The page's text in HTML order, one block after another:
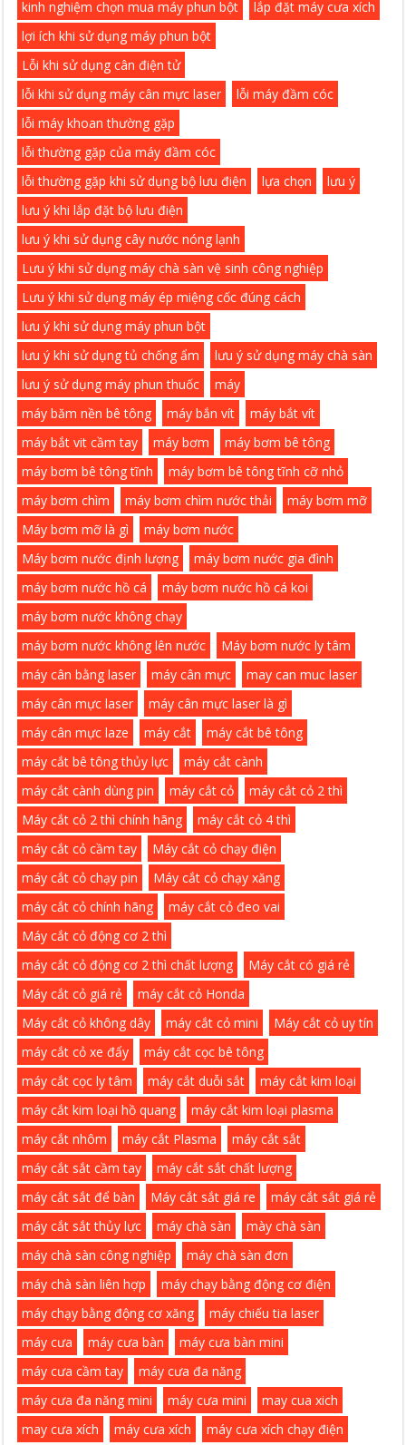
kinh nghiệm chọn mua máy phun bột
lắp đặt máy cưa xích
lợi ích khi sử dụng máy phun bột
Lỗi khi sử dụng cân điện tử
lỗi khi sử dụng máy cân mực laser
lỗi máy đầm cóc
lỗi máy khoan thường gặp
lỗi thường gặp của máy đầm cóc
lỗi thường gặp khi sử dụng bộ lưu điện
lựa chọn
lưu ý
lưu ý khi lắp đặt bộ lưu điện
lưu ý khi sử dụng cây nước nóng lạnh
Lưu ý khi sử dụng máy chà sàn vệ sinh công nghiệp
Lưu ý khi sử dụng máy ép miệng cốc đúng cách
lưu ý khi sử dụng máy phun bột
lưu ý khi sử dụng tủ chống ẩm
lưu ý sử dụng máy chà sàn
lưu ý sử dụng máy phun thuốc
máy
máy băm nền bê tông
máy bắn vít
máy bắt vít
máy bắt vit cầm tay
máy bơm
máy bơm bê tông
máy bơm bê tông tĩnh
máy bơm bê tông tĩnh cỡ nhỏ
máy bơm chìm
máy bơm chìm nước thải
máy bơm mỡ
Máy bơm mỡ là gì
máy bơm nước
Máy bơm nước định lượng
máy bơm nước gia đình
máy bơm nước hồ cá
máy bơm nước hồ cá koi
máy bơm nước không chạy
máy bơm nước không lên nước
Máy bơm nước ly tâm
máy cân bằng laser
máy cân mực
may can muc laser
máy cân mực laser
máy cân mực laser là gì
máy cân mực laze
máy cắt
máy cắt bê tông
máy cắt bê tông thủy lực
máy cắt cành
máy cắt cành dùng pin
máy cắt cỏ
máy cắt cỏ 2 thì
Máy cắt cỏ 2 thì chính hãng
máy cắt cỏ 4 thì
máy cắt cỏ cầm tay
Máy cắt cỏ chạy điện
máy cắt cỏ chạy pin
Máy cắt cỏ chạy xăng
máy cắt cỏ chính hãng
máy cắt cỏ đeo vai
Máy cắt cỏ động cơ 2 thì
máy cắt cỏ động cơ 2 thì chất lượng
Máy cắt có giá rẻ
Máy cắt cỏ giá rẻ
máy cắt cỏ Honda
Máy cắt cỏ không dây
máy cắt cỏ mini
Máy cắt cỏ uy tín
máy cắt cỏ xe đẩy
máy cắt cọc bê tông
máy cắt cọc ly tâm
máy cắt duỗi sắt
máy cắt kim loại
máy cắt kim loại hồ quang
máy cắt kim loại plasma
máy cắt nhôm
máy cắt Plasma
máy cắt sắt
máy cắt sắt cầm tay
máy cắt sắt chất lượng
máy cắt sắt để bàn
Máy cắt sắt giá re
máy cắt sắt giá rẻ
máy cắt sắt thủy lực
máy chà sàn
mày chà sàn
máy chà sàn công nghiệp
máy chà sàn đơn
máy chà sàn liên hợp
máy chạy bằng động cơ điện
máy chạy bằng động cơ xăng
máy chiếu tia laser
máy cưa
máy cưa bàn
máy cưa bàn mini
máy cưa cầm tay
máy cưa đa năng
máy cưa đa năng mini
máy cưa mini
may cua xich
may cưa xích
máy cưa xích máy cưa xích chạy điện